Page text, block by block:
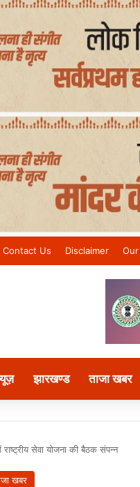
Contact Us Disclaimer Our
Jharkhand No.1
झारखण्ड ताजा खबर
राष्ट्रीय सेवा योजना की बैठक संपन्न
खबर